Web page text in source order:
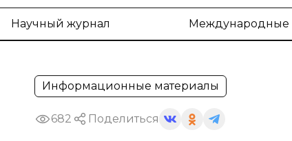
Научный журнал Международные
Информационные материалы
682 Поделиться